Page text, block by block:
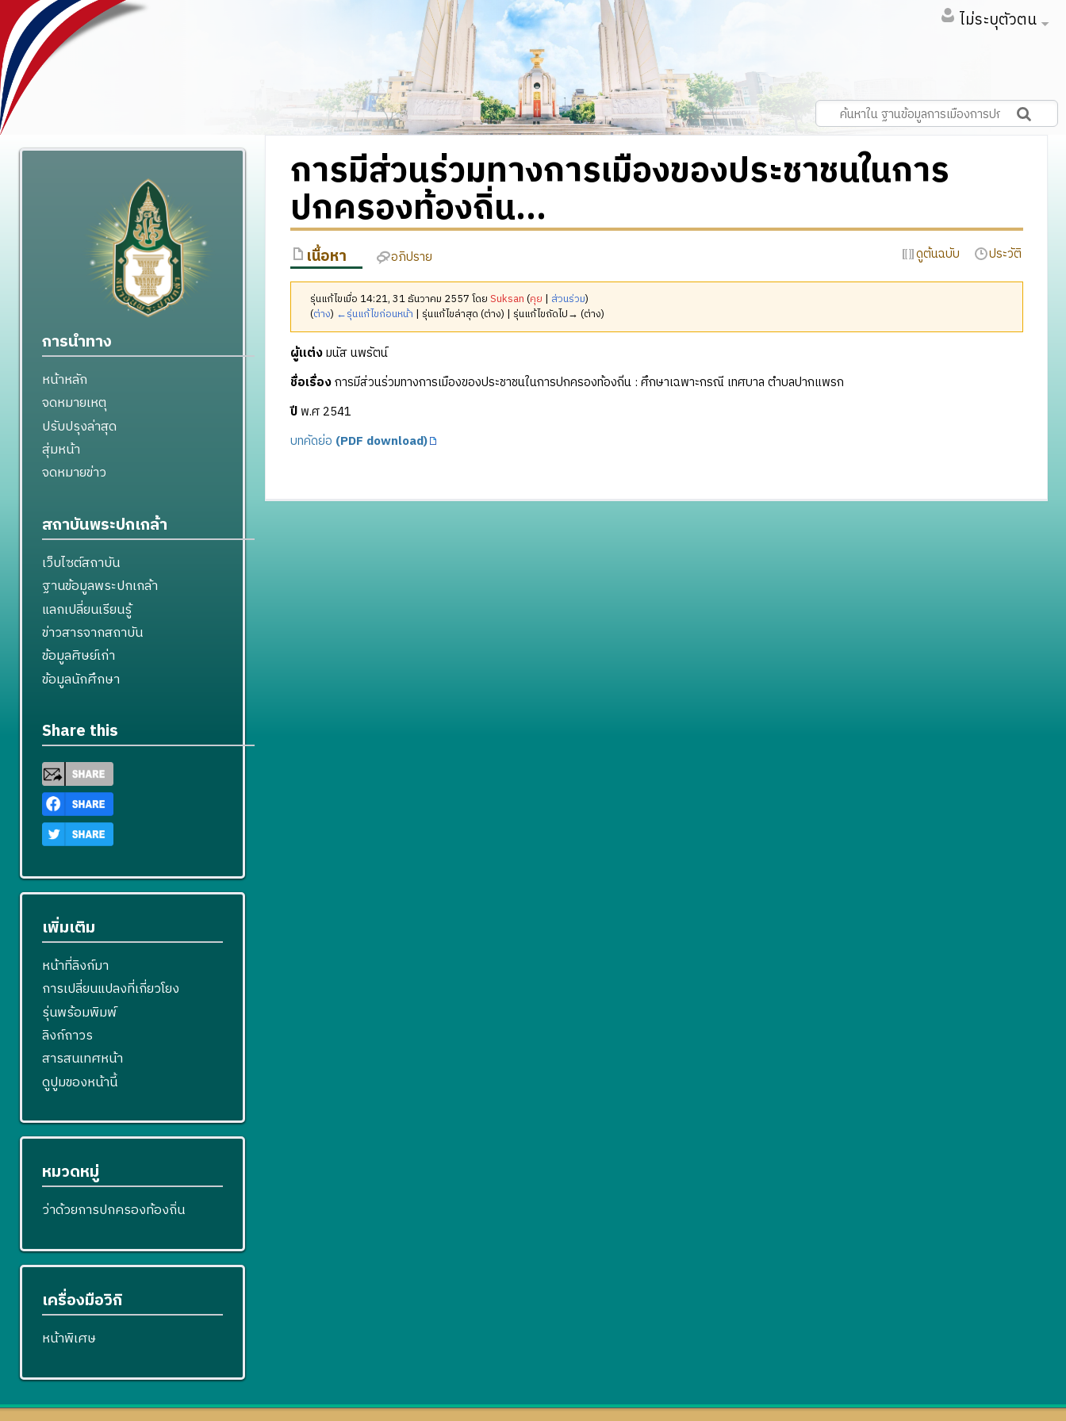
ไม่ระบุตัวตน
การมีส่วนร่วมทางการเมืองของประชาชนในการ
ปกครองท้องถิ่น...
เนื้อหา อภิปราย ดูต้นฉบับ ประวัติ
รุ่นแก้ไขเมื่อ 14:21, 31 ธันวาคม 2557 โดยSuksan (คุย | ส่วนร่วม)
(ต่าง) ←รุ่นแก้ไขก่อนหน้า | รุ่นแก้ไขล่าสุด (ต่าง) | รุ่นแก้ไขถัดไป→ (ต่าง)
ผู้แต่งมนัส นพรัตน์
ชื่อเรื่องการมีส่วนร่วมทางการเมืองของประชาชนในการปกครองท้องถิ่น : ศึกษาเฉพาะกรณี เทศบาล ตำบลปากแพรก
ปีพ.ศ 2541
บทคัดย่อ (PDF download)
การนำทาง
หน้าหลัก
จดหมายเหตุ
ปรับปรุงล่าสุด
สุ่มหน้า
จดหมายข่าว
สถาบันพระปกเกล้า
เว็บไซต์สถาบัน
ฐานข้อมูลพระปกเกล้า
แลกเปลี่ยนเรียนรู้
ข่าวสารจากสถาบัน
ข้อมูลศิษย์เก่า
ข้อมูลนักศึกษา
Share this
เพิ่มเติม
หน้าที่ลิงก์มา
การเปลี่ยนแปลงที่เกี่ยวโยง
รุ่นพร้อมพิมพ์
ลิงก์ถาวร
สารสนเทศหน้า
ดูปูมของหน้านี้
หมวดหมู่
ว่าด้วยการปกครองท้องถิ่น
เครื่องมือวิกิ
หน้าพิเศษ